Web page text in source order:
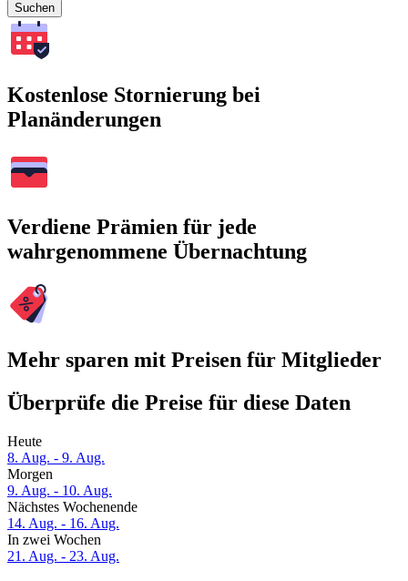
Suchen
Kostenlose Stornierung bei
Planänderungen
Verdiene Prämien für jede
wahrgenommene Übernachtung
Mehr sparen mit Preisen für Mitglieder
Überprüfe die Preise für diese Daten
Heute
8. Aug. - 9. Aug.
Morgen
9. Aug. - 10. Aug.
Nächstes Wochenende
14. Aug. - 16. Aug.
In zwei Wochen
21. Aug. - 23. Aug.